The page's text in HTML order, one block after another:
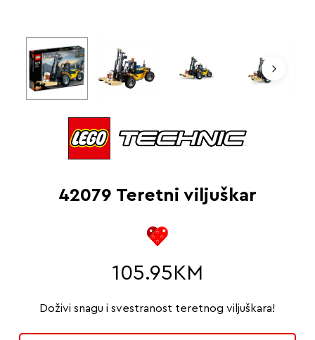
42079 Teretni viljuškar
105.95 KM
Doživi snagu i svestranost teretnog viljuškara!